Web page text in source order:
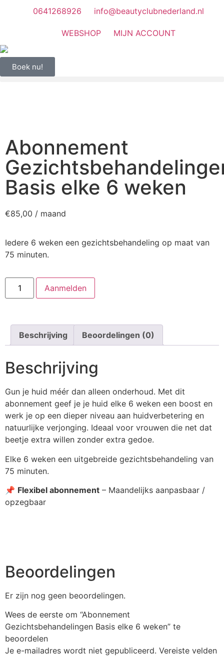
0641268926 info@beautyclubnederland.nl
WEBSHOP MIJN ACCOUNT
Boek nu!
Abonnement
Basis elke 6 weken
€85,00 / maand
Iedere 6 weken een gezichtsbehandeling op maat van
75 minuten.
Aanmelden
Beschrijving Beoordelingen (0)
Beschrijving
Gun je huid méér dan alleen onderhoud. Met dit
abonnement geef je je huid elke 6 weken een boost en
werk je op een dieper niveau aan huidverbetering en
natuurlijke verjonging. Ideaal voor vrouwen die net dat
beetje extra willen zonder extra gedoe.
Elke 6 weken een uitgebreide gezichtsbehandeling van
75 minuten.
📌 Flexibel abonnement – Maandelijks aanpasbaar /
opzegbaar
Beoordelingen
Er zijn nog geen beoordelingen.
Wees de eerste om “Abonnement
Gezichtsbehandelingen Basis elke 6 weken” te
beoordelen
Je e-mailadres wordt niet gepubliceerd. Vereiste velden